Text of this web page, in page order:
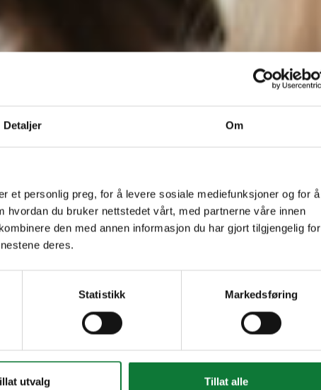
Detaljer Om
et personlig preg, for å levere sosiale mediefunksjoner og for å
du bruker nettstedet vårt, med partnerne våre innen
den med annen informasjon du har gjort tilgjengelig for
deres.
Statistikk Markedsføring
utvalg Tillat alle